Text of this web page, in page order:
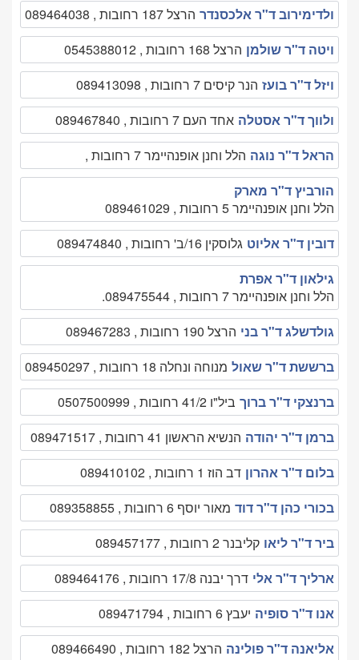
ולדימירוב ד"ר אלכסנדר הרצל 187 רחובות , 089464038
ויטה ד"ר שולמן הרצל 168 רחובות , 0545388012
ויזל ד"ר בועז הנר קיסים 7 רחובות , 089413098
ולווך ד"ר אסטלה אחד העם 7 רחובות , 089467840
הראל ד"ר נוגה הלל וחנן אופנהיימר 7 רחובות ,
הורביץ ד"ר מארק
הלל וחנן אופנהיימר 5 רחובות , 089461029
דובין ד"ר אליוט גלוסקין 16/ב' רחובות , 089474840
גילאון ד"ר אפרת
הלל וחנן אופנהיימר 7 רחובות , 089475544.
גולדשלג ד"ר בני הרצל 190 רחובות , 089467283
ברששת ד"ר שאול מנוחה ונחלה 18 רחובות , 089450297
ברנצקי ד"ר ברוך ביל"ו 41/2 רחובות , 0507500999
ברמן ד"ר יהודה הנשיא הראשון 41 רחובות , 089471517
בלום ד"ר אהרון דב הוז 1 רחובות , 089410102
בכורי כהן ד"ר דוד מאור יוסף 6 רחובות , 089358855
ביר ד"ר ליאו קליבנר 2 רחובות , 089457177
ארליך ד"ר אלי דרך יבנה 17/8 רחובות , 089464176
אנו ד"ר סופיה יעבץ 6 רחובות , 089471794
אליאנה ד"ר פולינה הרצל 182 רחובות , 089466490